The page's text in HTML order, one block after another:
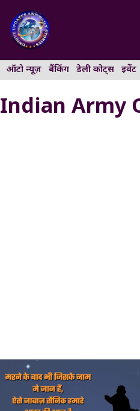
content
ऑटो न्यूज़ बैंकिंग डेली कोट्स इवेंट
Indian Army